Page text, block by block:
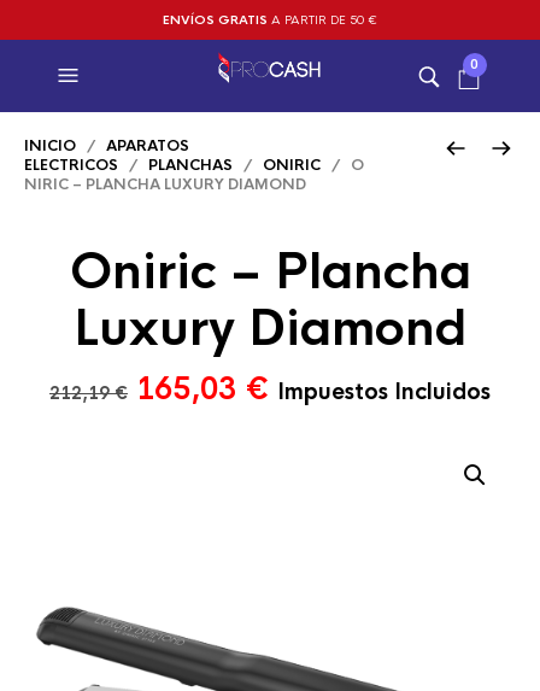
ENVÍOS GRATIS A PARTIR DE 50 €
0
INICIO / APARATOS
ELECTRICOS / PLANCHAS / ONIRIC / O
NIRIC – PLANCHA LUXURY DIAMOND
Oniric – Plancha
Luxury Diamond
212,19€ El
165,03 € El
precio
Impuestos Incluidos